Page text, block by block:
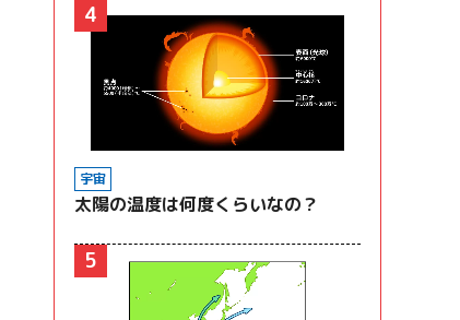
4
宇宙
太陽の温度は何度くらいなの？
5